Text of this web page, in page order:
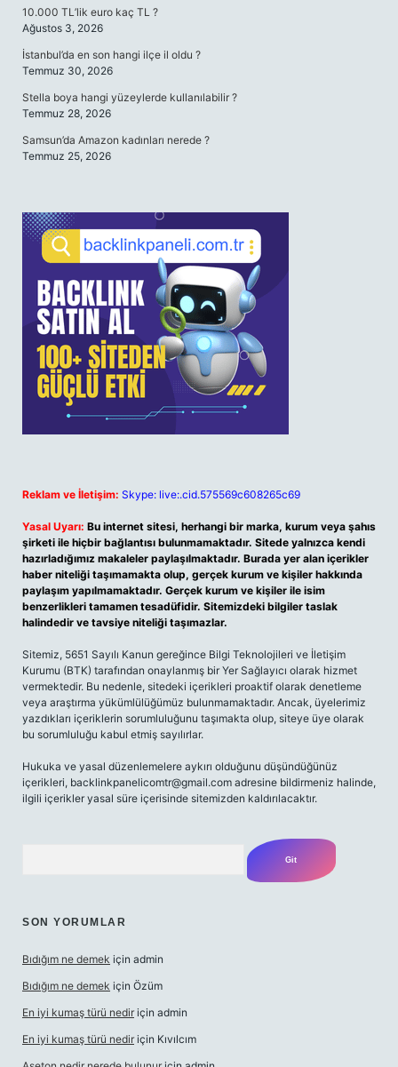
10.000 TL’lik euro kaç TL ?
Ağustos 3, 2026
İstanbul’da en son hangi ilçe il oldu ?
Temmuz 30, 2026
Stella boya hangi yüzeylerde kullanılabilir ?
Temmuz 28, 2026
Samsun’da Amazon kadınları nerede ?
Temmuz 25, 2026
Reklam ve İletişim: Skype: live:.cid.575569c608265c69
Yasal Uyarı: Bu internet sitesi, herhangi bir marka, kurum veya şahıs
şirketi ile hiçbir bağlantısı bulunmamaktadır. Sitede yalnızca kendi
hazırladığımız makaleler paylaşılmaktadır. Burada yer alan içerikler
haber niteliği taşımamakta olup, gerçek kurum ve kişiler hakkında
paylaşım yapılmamaktadır. Gerçek kurum ve kişiler ile isim
benzerlikleri tamamen tesadüfidir. Sitemizdeki bilgiler taslak
halindedir ve tavsiye niteliği taşımazlar.
Sitemiz, 5651 Sayılı Kanun gereğince Bilgi Teknolojileri ve İletişim
Kurumu (BTK) tarafından onaylanmış bir Yer Sağlayıcı olarak hizmet
vermektedir. Bu nedenle, sitedeki içerikleri proaktif olarak denetleme
veya araştırma yükümlülüğümüz bulunmamaktadır. Ancak, üyelerimiz
yazdıkları içeriklerin sorumluluğunu taşımakta olup, siteye üye olarak
bu sorumluluğu kabul etmiş sayılırlar.
Hukuka ve yasal düzenlemelere aykırı olduğunu düşündüğünüz
içerikleri, backlinkpanelicomtr@gmail.com adresine bildirmeniz halinde,
ilgili içerikler yasal süre içerisinde sitemizden kaldırılacaktır.
SON YORUMLAR
Bıdığım ne demek için admin
Bıdığım ne demek için Özüm
En iyi kumaş türü nedir için admin
En iyi kumaş türü nedir için Kıvılcım